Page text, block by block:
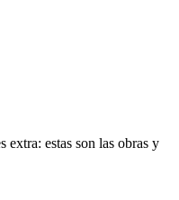
estas son las obras y